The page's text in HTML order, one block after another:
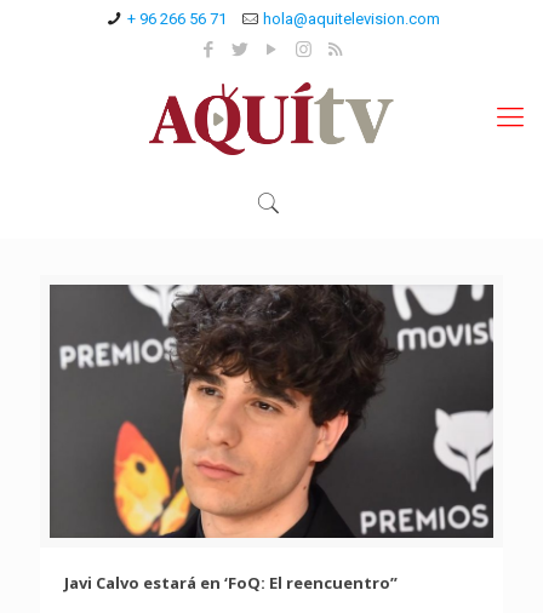
+ 96 266 56 71 hola@aquitelevision.com
Javi Calvo estará en ‘FoQ: El reencuentro”